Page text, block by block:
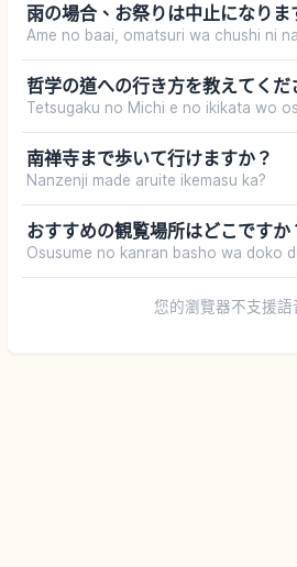
雨の場合、お祭りは中止になりま
Ame no baai, omatsuri wa chushi ni
哲学の道への行き方を教えてくだ
Tetsugaku no Michi e no ikikata wo
南禅寺まで歩いて行けますか？
Nanzenji made aruite ikemasu ka?
おすすめの観覧場所はどこですか
Osusume no kanran basho wa doko
您的瀏覽器不支援語